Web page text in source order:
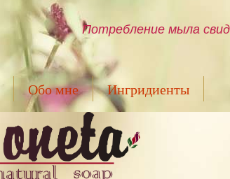
Потребление мыла
Обо мне Ингридиенты